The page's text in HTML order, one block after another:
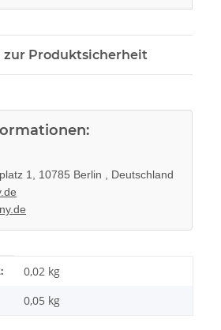
zur Produktsicherheit
1, 10785 Berlin , Deutschland
0,02 kg
0,05 kg